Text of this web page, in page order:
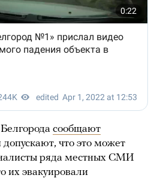
сообщают
допускают, что это может
ряда местных СМИ
их эвакуировали